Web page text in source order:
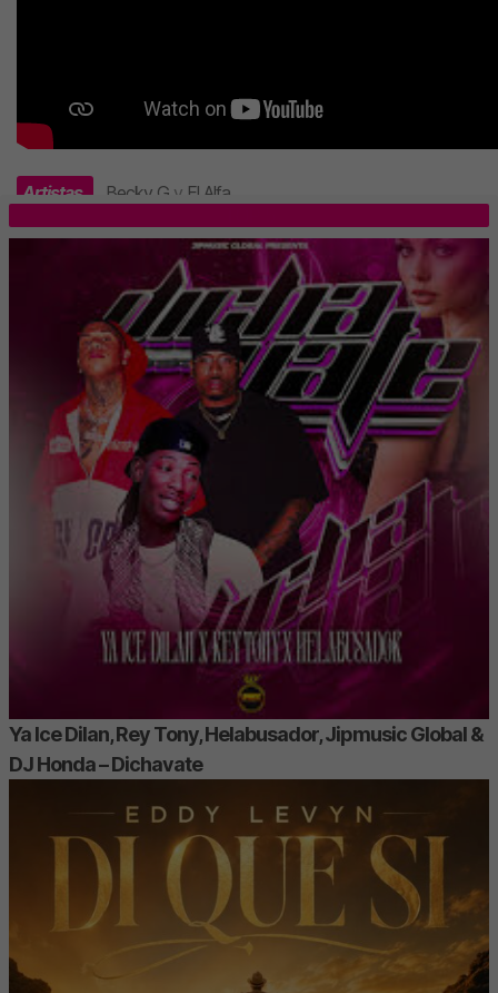
Artistas Becky G y El Alfa
Ya Ice Dilan, Rey Tony, Helabusador, Jipmusic Global &
DJ Honda – Dichavate